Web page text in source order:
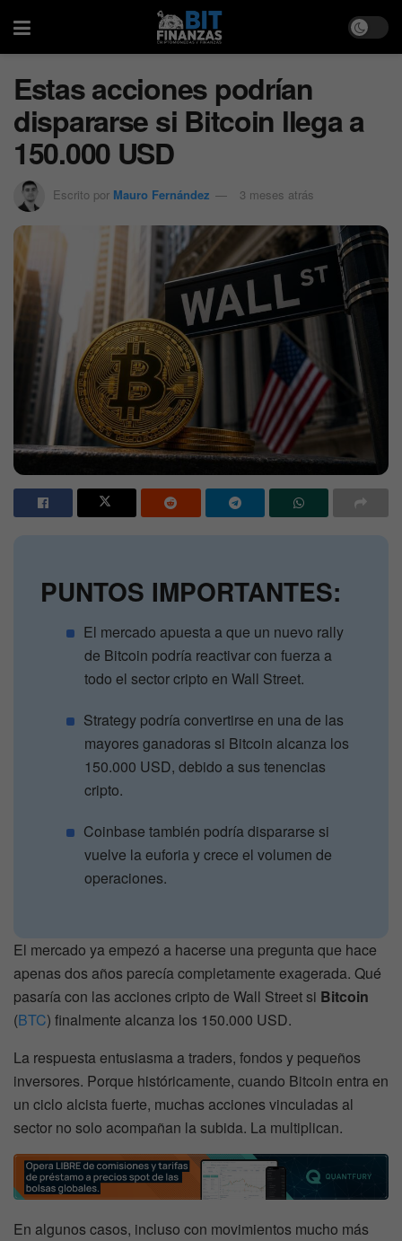
Estas acciones podrían
dispararse si Bitcoin llega a
150.000 USD
Escrito por Mauro Fernández 3 meses atrás
PUNTOS IMPORTANTES:
El mercado apuesta a que un nuevo rally
de Bitcoin podría reactivar con fuerza a
todo el sector cripto en Wall Street.
Strategy podría convertirse en una de las
mayores ganadoras si Bitcoin alcanza los
150.000 USD, debido a sus tenencias
cripto.
Coinbase también podría dispararse si
vuelve la euforia y crece el volumen de
operaciones.
El mercado ya empezó a hacerse una pregunta que hace
apenas dos años parecía completamente exagerada. Qué
pasaría con las acciones cripto de Wall Street si Bitcoin
(BTC) finalmente alcanza los 150.000 USD.
La respuesta entusiasma a traders, fondos y pequeños
inversores. Porque históricamente, cuando Bitcoin entra en
un ciclo alcista fuerte, muchas acciones vinculadas al
sector no solo acompañan la subida. La multiplican.
En algunos casos, incluso con movimientos mucho más